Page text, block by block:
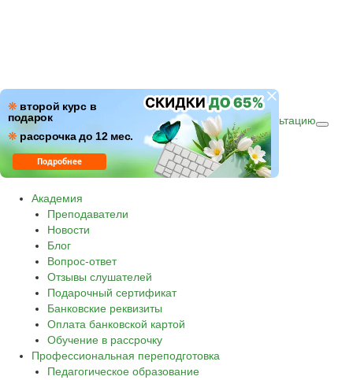
❋ второй курс в
подарок
❋ рассрочка до 12 мес.
Подробнее 8 800 500-30-45
ПН–ПТ: c 09:00 до 18:00
СБ–ВС: с 10:00 до 16:00 по (МСК)
Звонок по России бесплатный.
Получить консультацию
Академия
Преподаватели
Новости
Блог
Вопрос-ответ
Отзывы слушателей
Подарочный сертификат
Банковские реквизиты
Оплата банковской картой
Обучение в рассрочку
Профессиональная переподготовка
Педагогическое образование